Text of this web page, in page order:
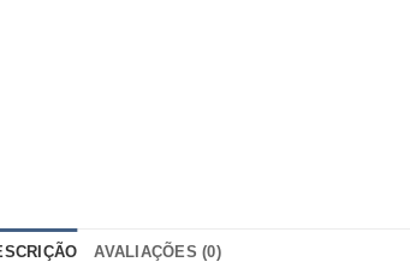
AVALIAÇÕES (0)